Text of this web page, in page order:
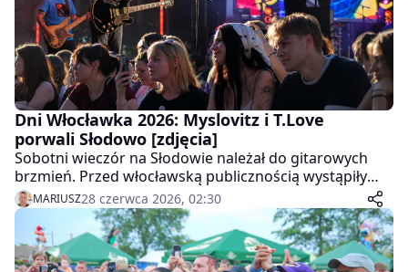
Dni Włocławka 2026: Myslovitz i T.Love
porwali Słodowo [zdjęcia]
Sobotni wieczór na Słodowie należał do gitarowych
brzmień. Przed włocławską publicznością wystąpiły
zespoły Pull The Wire, Myslovitz oraz T.Love, a park
ponownie wypełnił się mieszkańcami miasta i gośćmi z
regionu.
MARIUSZ28 czerwca 2026, 02:30